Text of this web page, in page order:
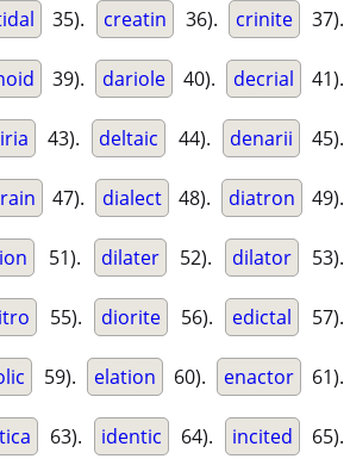
35). creatin 36). crinite 37).
39). dariole 40). decrial 41).
43). deltaic 44). denarii 45).
47). dialect 48). diatron 49).
51). dilater 52). dilator 53).
55). diorite 56). edictal 57).
59). elation 60). enactor 61).
63). identic 64). incited 65).